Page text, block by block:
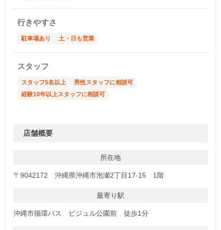
行きやすさ
駐車場あり 土・日も営業
スタッフ
スタッフ5名以上
男性スタッフに相談可
経験10年以上スタッフに相談可
店舗概要
所在地
〒9042172 沖縄県沖縄市泡瀬2丁目17-15 1階
最寄り駅
沖縄市循環バス ビジュル公園前 徒歩1分